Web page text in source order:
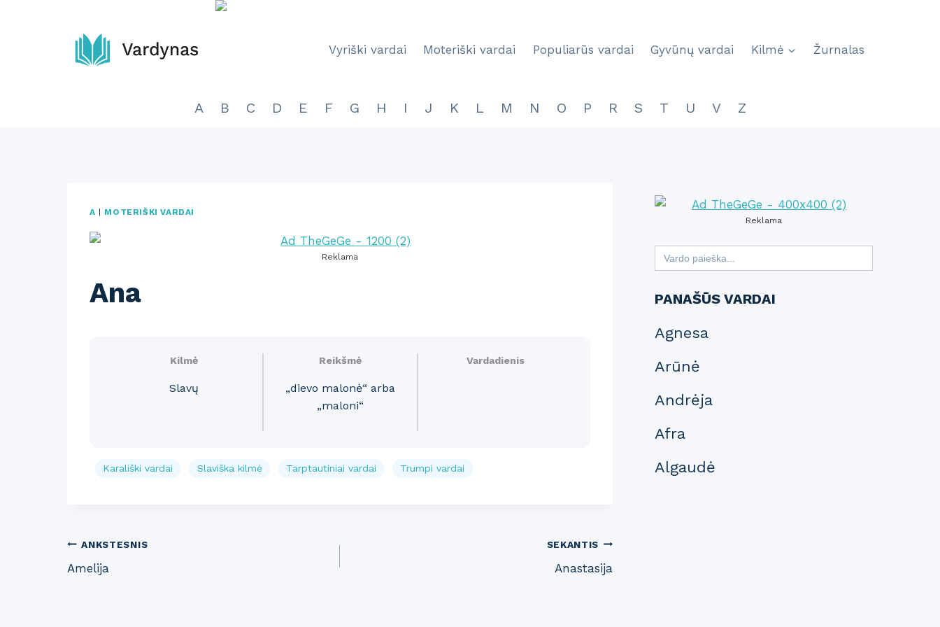
Vyriški vardai Moteriški vardai Populiarūs vardai Gyvūnų vardai Kilmė Žurnalas
A B C D E F G H I J K L M N O P R S T U V Z
A MOTERIŠKI VARDAI
Reklama
Ana
Kilmė
Slavų
Reikšmė
„dievo malonė“ arba
„maloni“
Vardadienis
Karališki vardai Slaviška kilmė Tarptautiniai vardai Trumpi vardai
Post
navigation
ANKSTESNIS
Amelija
SEKANTIS
Anastasija
Reklama
Search
for:
PANAŠŪS VARDAI
Agnesa
Arūnė
Andrėja
Afra
Algaudė